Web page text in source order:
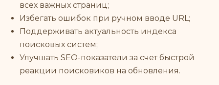
всех важных страниц;
Избегать ошибок при ручном вводе URL;
Поддерживать актуальность индекса
поисковых систем;
Улучшать SEO-показатели за счет быстрой
реакции поисковиков на обновления.